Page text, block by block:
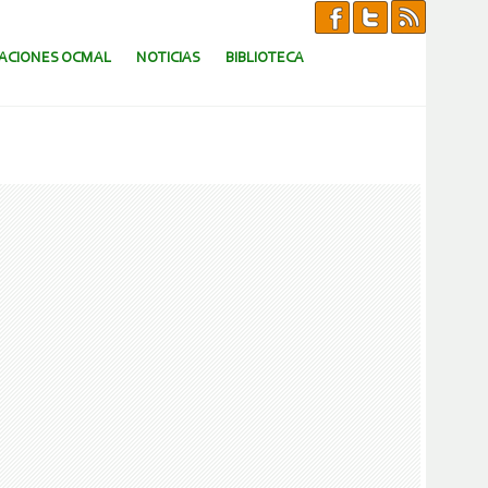
OCMAL NOTICIAS BIBLIOTECA